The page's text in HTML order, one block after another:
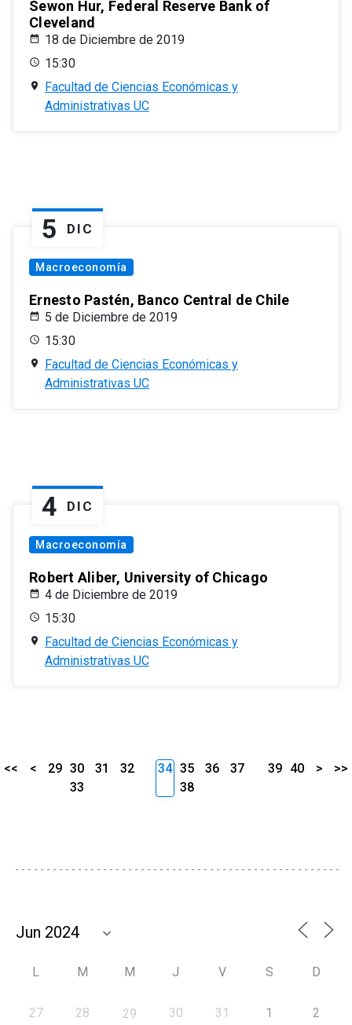
Sewon Hur, Federal Reserve Bank of
Cleveland
18 de Diciembre de 2019
15:30
Facultad de Ciencias Económicas y
Administrativas UC
5 DIC
Macroeconomía
Ernesto Pastén, Banco Central de Chile
5 de Diciembre de 2019
15:30
Facultad de Ciencias Económicas y
Administrativas UC
4 DIC
Macroeconomía
Robert Aliber, University of Chicago
4 de Diciembre de 2019
15:30
Facultad de Ciencias Económicas y
Administrativas UC
<< < 29 30 31
32
33
34 35 36
37
38
39 40 > >>
L M M J V S D
27 28 29 30 31 1 2